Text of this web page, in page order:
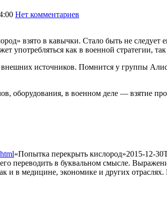
Нет комментариев
взято в кавычки. Стало быть не
употребляться как в военной стратегии,
источников. Помнится у группы
оборудования, в военном деле — взятие
«Попытка перекрыть кислород»2015-12-
переводить в буквальном смысле.
и в медицине, экономике и других